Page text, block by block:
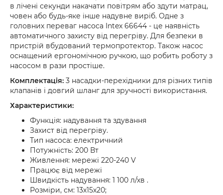
в лічені секунди накачати повітрям або здути матрац,
човен або будь-яке інше надувне виріб. Одне з
головних переваг насоса Intex 66644 - це наявність
автоматичного захисту від перегріву. Для безпеки в
пристрій вбудований термопротектор. Також насос
оснащений ергономічною ручкою, що робить роботу з
насосом в рази простіше.
Комплектація: 3 насадки-перехідники для різних типів
клапанів і довгий шланг для зручності використання.
Характеристики:
Функція: надування та здування
Захист від перегріву.
Тип насоса: електричний
Потужність: 200 Вт
Живлення: мережі 220-240 V
Працює від мережі
Швидкість надування: 1 100 л/хв .
Розміри, см: 13х15х20;